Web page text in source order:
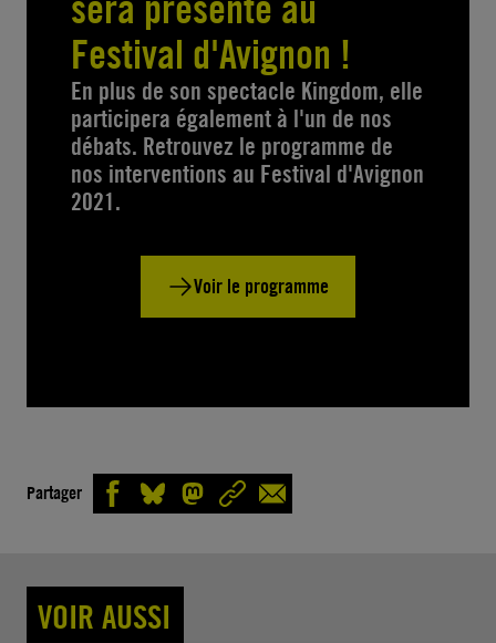
Festival d'Avignon !
En plus de son spectacle Kingdom, elle
participera également à l'un de nos
débats. Retrouvez le programme de
nos interventions au Festival d'Avignon
2021.
Voir le programme
Partager
VOIR AUSSI